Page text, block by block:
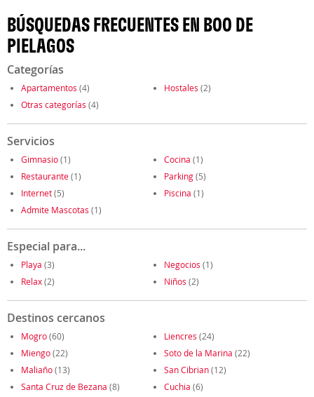
BÚSQUEDAS FRECUENTES EN BOO DE
PIELAGOS
Categorías
Apartamentos (4) Hostales (2)
Otras categorías (4)
Servicios
Gimnasio(1) Cocina (1)
Restaurante(1) Parking(5)
Internet(5) Piscina (1)
Admite Mascotas (1)
Especial para...
Playa (3) Negocios (1)
Relax(2) Niños (2)
Destinos cercanos
Mogro(60) Liencres (24)
Miengo(22) Soto de la Marina (22)
Maliaño(13) San Cibrian(12)
Santa Cruz de Bezana (8) Cuchia (6)